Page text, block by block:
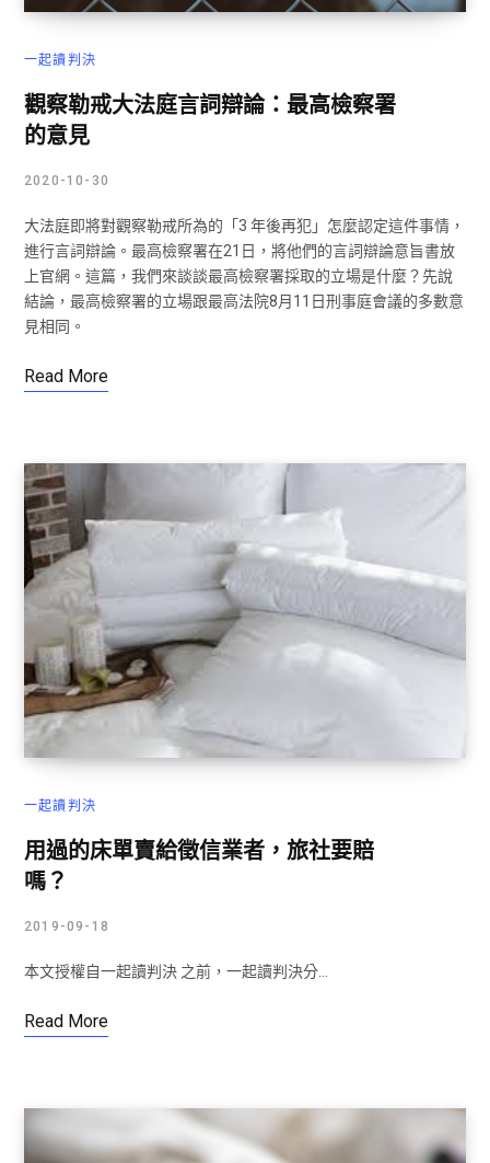
一起讀判決
觀察勒戒大法庭言詞辯論：最高檢察署
的意見
2020-10-30
大法庭即將對觀察勒戒所為的「3 年後再犯」怎麼認定這件事情，
進行言詞辯論。最高檢察署在21日，將他們的言詞辯論意旨書放
上官網。這篇，我們來談談最高檢察署採取的立場是什麼？先說
結論，最高檢察署的立場跟最高法院8月11日刑事庭會議的多數意
見相同。
Read More
一起讀判決
用過的床單賣給徵信業者，旅社要賠
嗎？
2019-09-18
本文授權自一起讀判決 之前，一起讀判決分…
Read More